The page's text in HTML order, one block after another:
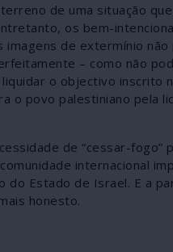
de uma situação
os bem-
de extermínio
– como não
o objectivo inscrito
o povo palestiniano pela
de “cessar-fogo”
internacional
Estado de Israel. E a
honesto.